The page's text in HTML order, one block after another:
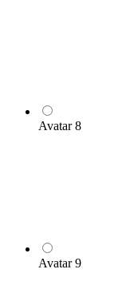
Avatar 8
Avatar 9